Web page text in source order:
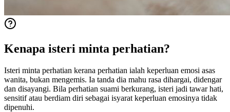
Kenapa isteri minta perhatian?
Isteri minta perhatian kerana perhatian ialah keperluan emosi asas
wanita, bukan mengemis. Ia tanda dia mahu rasa dihargai, didengar
dan disayangi. Bila perhatian suami berkurang, isteri jadi tawar hati,
sensitif atau berdiam diri sebagai isyarat keperluan emosinya tidak
dipenuhi.